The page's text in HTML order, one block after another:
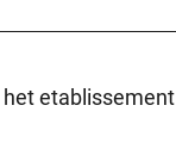
etablissement